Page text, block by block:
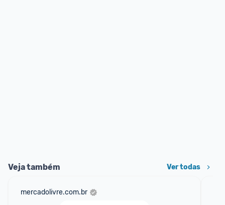
Veja também Ver todas
mercadolivre.com.br